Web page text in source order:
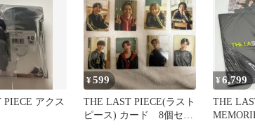
アクス
¥599
THE LAST PIECE(ラスト
ピース) カード 8個セッ
¥6,799
THE